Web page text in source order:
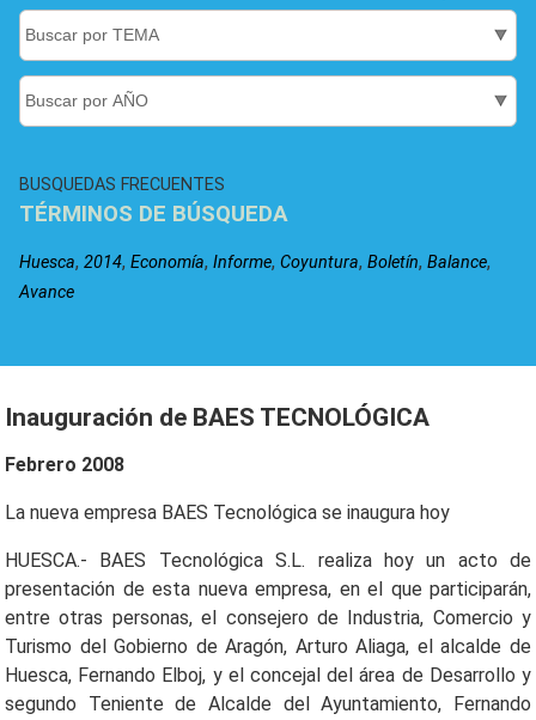
BUSQUEDAS FRECUENTES
TÉRMINOS DE BÚSQUEDA
Huesca, 2014, Economía, Informe, Coyuntura, Boletín, Balance,
Avance
Inauguración de BAES TECNOLÓGICA
Febrero 2008
La nueva empresa BAES Tecnológica se inaugura hoy
HUESCA.- BAES Tecnológica S.L. realiza hoy un acto de
presentación de esta nueva empresa, en el que participarán,
entre otras personas, el consejero de Industria, Comercio y
Turismo del Gobierno de Aragón, Arturo Aliaga, el alcalde de
Huesca, Fernando Elboj, y el concejal del área de Desarrollo y
segundo Teniente de Alcalde del Ayuntamiento, Fernando